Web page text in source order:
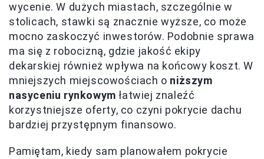
wycenie. W dużych miastach, szczególnie w
stolicach, stawki są znacznie wyższe, co może
mocno zaskoczyć inwestorów. Podobnie sprawa
ma się z robocizną, gdzie jakość ekipy
dekarskiej również wpływa na końcowy koszt. W
mniejszych miejscowościach o niższym
nasyceniu rynkowym łatwiej znaleźć
korzystniejsze oferty, co czyni pokrycie dachu
bardziej przystępnym finansowo.
Pamiętam, kiedy sam planowałem pokrycie